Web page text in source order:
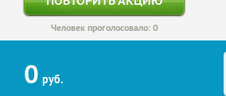
Человек проголосовало: 0
0 руб.